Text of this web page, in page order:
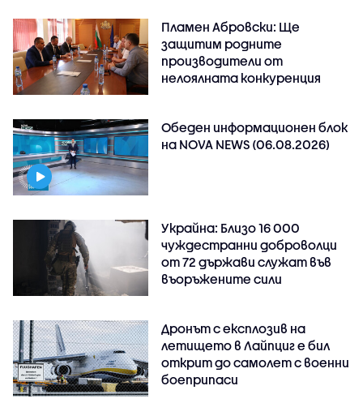
Пламен Абровски: Ще
защитим родните
производители от
нелоялната конкуренция
Обеден информационен блок
на NOVA NEWS (06.08.2026)
Украйна: Близо 16 000
чуждестранни доброволци
от 72 държави служат във
въоръжените сили
Дронът с експлозив на
летището в Лайпциг е бил
открит до самолет с военни
боеприпаси